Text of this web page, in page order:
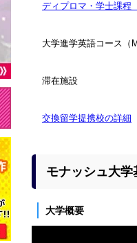
ディプロマ・学士課程
大学進学英語コース
滞在施設
交換留学提携校の詳細
モナッシュ大学
大学概要